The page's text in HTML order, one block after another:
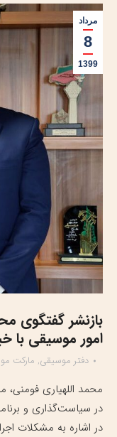
مرداد
8
1399
بازنشر گفتگوی
امور موسیقی با
دفتر موسیقی, مارکت
محمد اللهیاری فومنی،
در سیاست‌گذاری و
در اشاره به مشکلات